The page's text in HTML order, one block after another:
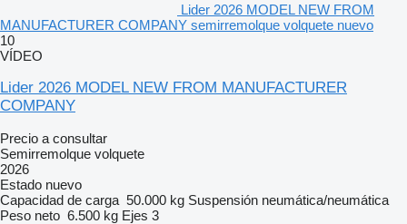
Lider 2026 MODEL NEW FROM
MANUFACTURER COMPANY semirremolque volquete nuevo
10
VÍDEO
Lider 2026 MODEL NEW FROM MANUFACTURER
COMPANY
Precio a consultar
Semirremolque volquete
2026
Estado nuevo
Capacidad de carga 50.000 kg Suspensión neumática/neumática
Peso neto 6.500 kg Ejes 3